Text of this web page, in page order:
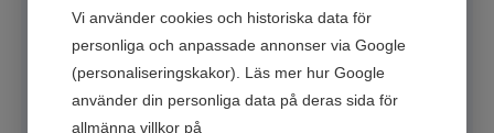
Vi använder cookies och historiska data för
personliga och anpassade annonser via Google
(personaliseringskakor). Läs mer hur Google
använder din personliga data på deras sida för
allmänna villkor på